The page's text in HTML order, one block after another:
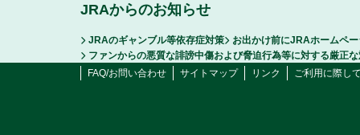
JRAからのお知らせ
JRAのギャンブル等依存症対策
お出かけ前にJRAホームペ
ファンからの悪質な誹謗中傷および脅迫行為等に対する厳正
FAQ/お問い合わせ
サイトマップ リンク ご利用に際し